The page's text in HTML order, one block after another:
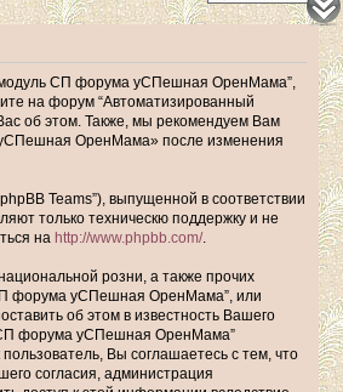
СП форума уСПешная ОренМама”,
на форум “Автоматизированный
об этом. Также, мы рекомендуем Вам
ОренМама» после изменения
Teams”), выпущенной в соответствии
только техническю поддержку и не
на http://www.phpbb.com/.
розни, а также прочих
форума уСПешная ОренМама”, или
об этом в известность Вашего
СП форума уСПешная ОренМама”
Вы соглашаетесь с тем, что
согласия, администрация